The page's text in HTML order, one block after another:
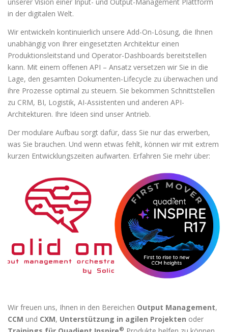
in der digitalen Welt.
Wir entwickeln kontinuierlich unsere Add-On-Lösung, die Ihnen
unabhängig von Ihrer eingesetzten Architektur einen
Produktionsleitstand und Operator-Dashboards bereitstellen
kann. Mit einem offenen API – Ansatz versetzen wir Sie in die
Lage, den gesamten Dokumenten-Lifecycle zu überwachen und
ihre Prozesse optimal zu steuern. Sie bekommen Schnittstellen
zu CRM, BI, Logistik, AI-Assistenten und anderen API-
Architekturen. Ihre Ideen sind unser Antrieb.
Der modulare Aufbau sorgt dafür, dass Sie nur das erwerben,
was Sie brauchen. Und wenn etwas fehlt, können wir mit extrem
kurzen Entwicklungszeiten aufwarten. Erfahren Sie mehr über:
Wir freuen uns, Ihnen in den Bereichen Output Management,
CCM und CXM, Unterstützung in agilen Projekten oder
®